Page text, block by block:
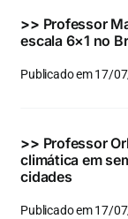
>> Professor
escala 6×1 no
Publicado em 17/
>> Professor
climática em
cidades
Publicado em 17/